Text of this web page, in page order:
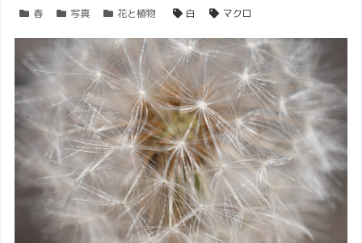
春 写真 花と植物 白 マクロ